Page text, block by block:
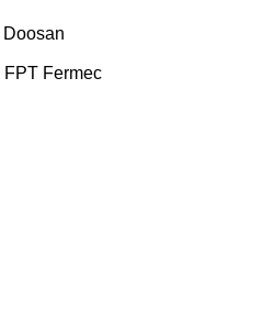
Doosan
FPT Fermec